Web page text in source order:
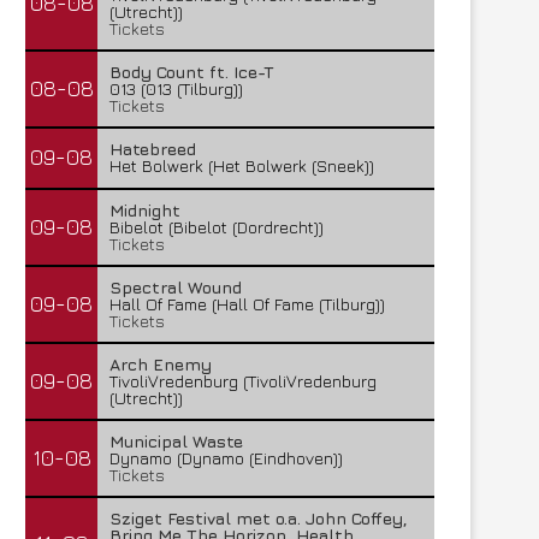
(Utrecht))
Tickets
08-08
Body Count ft. Ice-T
013 (013 (Tilburg))
Tickets
09-08
Hatebreed
Het Bolwerk (Het Bolwerk (Sneek))
09-08
Midnight
Bibelot (Bibelot (Dordrecht))
Tickets
09-08
Spectral Wound
Hall Of Fame (Hall Of Fame (Tilburg))
Tickets
09-08
Arch Enemy
TivoliVredenburg (TivoliVredenburg
(Utrecht))
10-08
Municipal Waste
Dynamo (Dynamo (Eindhoven))
Tickets
Sziget Festival met o.a. John Coffey,
Bring Me The Horizon, Health